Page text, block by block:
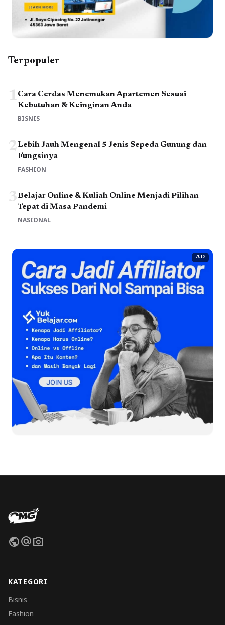
Terpopuler
1 Cara Cerdas Menemukan Apartemen Sesuai
Kebutuhan & Keinginan Anda
BISNIS
2Lebih Jauh Mengenal 5 Jenis Sepeda Gunung dan
Fungsinya
FASHION
3Belajar Online & Kuliah Online Menjadi Pilihan
Tepat di Masa Pandemi
NASIONAL
AD
publicalternate_emailphoto_camera
KATEGORI
Bisnis
Fashion